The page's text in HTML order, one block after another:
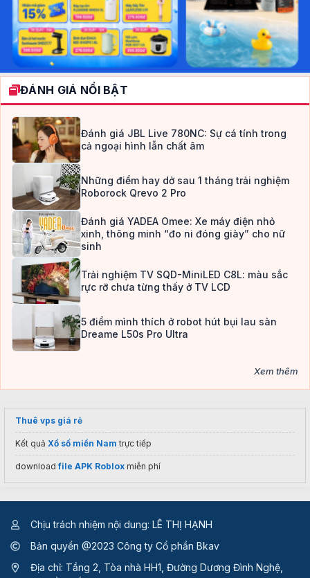
ĐÁNH GIÁ NỔI BẬT
Đánh giá JBL Live 780NC: Sự cá tính trong
cả ngoại hình lẫn chất âm
Những điểm hay dở sau 1 tháng trải nghiệm
Roborock Qrevo 2 Pro
Đánh giá YADEA Omee: Xe máy điện nhỏ
xinh, thông minh “đo ni đóng giày” cho nữ
sinh
Trải nghiệm TV SQD-MiniLED C8L: màu sắc
rực rỡ chưa từng thấy ở TV LCD
5 điểm mình thích ở robot hút bụi lau sàn
Dreame L50s Pro Ultra
Xem thêm
Thuê vps giá rẻ
Kết quả Xổ số miền Nam trực tiếp
downloadfile APK Roblox miễn phí
Chịu trách nhiệm nội dung: LÊ THỊ HẠNH
Bản quyền @2023 Công ty Cổ phần Bkav
Địa chỉ: Tầng 2, Tòa nhà HH1, Đường Dương Đình Nghệ,